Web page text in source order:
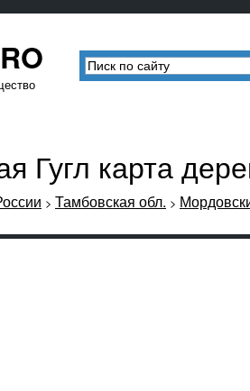
Гугл карта
> Тамбовская обл. >